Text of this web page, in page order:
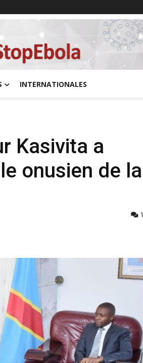
INTERNATIONALES
Kasivita a
onusien de la
1